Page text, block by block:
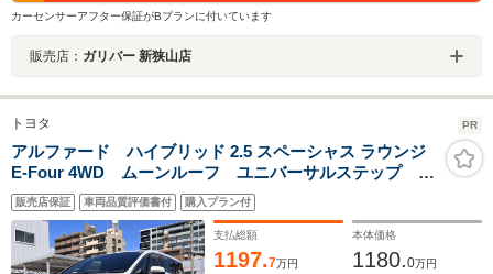
カーセンサーアフター保証がBプランに付いています
販売店： ガリバー 新狭山店
トヨタ PR
アルファード ハイブリッド 2.5 スペーシャス ラウンジ
E-Four 4WD ムーンルーフ ユニバーサルステップ
JBL 19インチアルミ スペーシャスラウンジシート
冷蔵庫 リヤエンターテイメント デジタルインナーミ
ラー ステアリングヒーター 前後ベンチレーター
販売店保証 車両品質評価書付 購入プラン付
支払総額
1197.7万円
本体価格
1180.0万円